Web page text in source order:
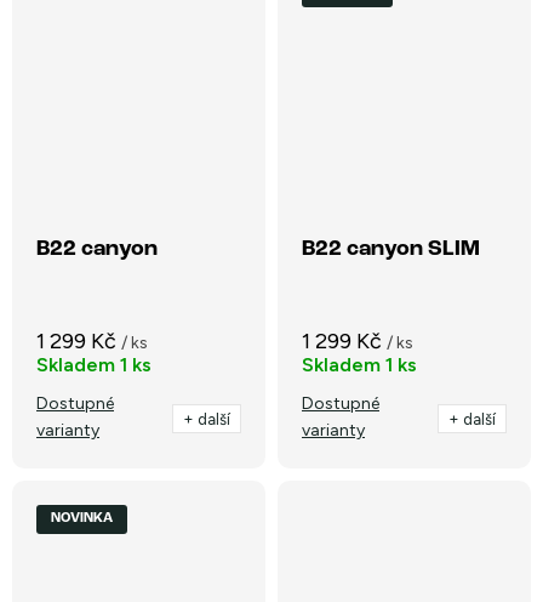
B22 canyon
1 299 Kč / ks
Skladem 1 ks
Dostupné
varianty
+ další
B22 canyon SLIM
1 299 Kč / ks
Skladem 1 ks
Dostupné
varianty
+ další
NOVINKA